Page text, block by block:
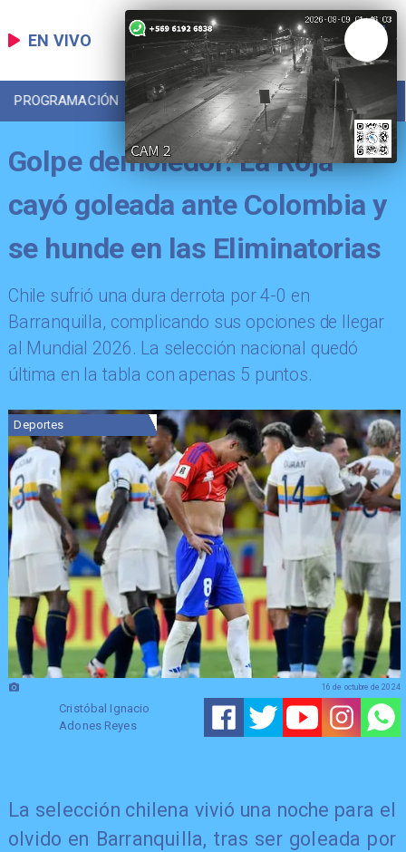
EN VIVO
PROGRAMACIÓN LOCAL DEPORTES
Golpe demoledor: La Roja
cayó goleada ante Colombia y
se hunde en las Eliminatorias
​Chile sufrió una dura derrota por 4-0 en
Barranquilla, complicando sus opciones de llegar
al Mundial 2026. La selección nacional quedó
última en la tabla con apenas 5 puntos.
Deportes
Cristóbal Ignacio
Adones Reyes
16 de octubre de 2024
La selección chilena vivió una noche para el
olvido en Barranquilla, tras ser goleada por